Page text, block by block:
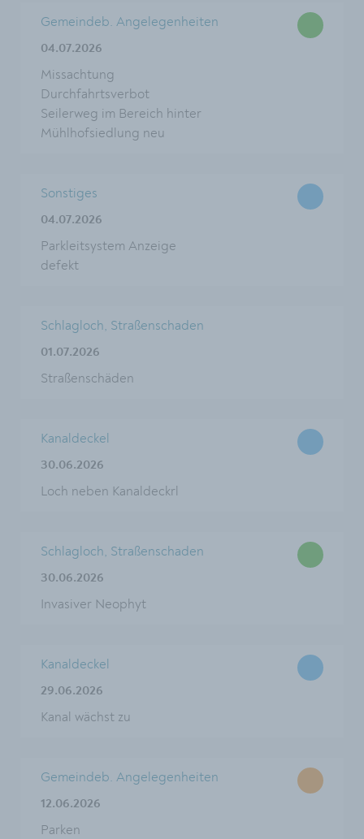
Gemeindeb. Angelegenheiten
04.07.2026
Missachtung
Durchfahrtsverbot
Seilerweg im Bereich hinter
Mühlhofsiedlung neu
Sonstiges
04.07.2026
Parkleitsystem Anzeige
defekt
Schlagloch, Straßenschaden
01.07.2026
Straßenschäden
Kanaldeckel
30.06.2026
Loch neben Kanaldeckrl
Schlagloch, Straßenschaden
30.06.2026
Invasiver Neophyt
Kanaldeckel
29.06.2026
Kanal wächst zu
Gemeindeb. Angelegenheiten
12.06.2026
Parken